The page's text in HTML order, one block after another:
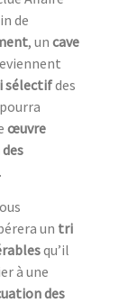
de
, un cave
sélectifdes
œuvre
.
un tri
qu’il
à une
des